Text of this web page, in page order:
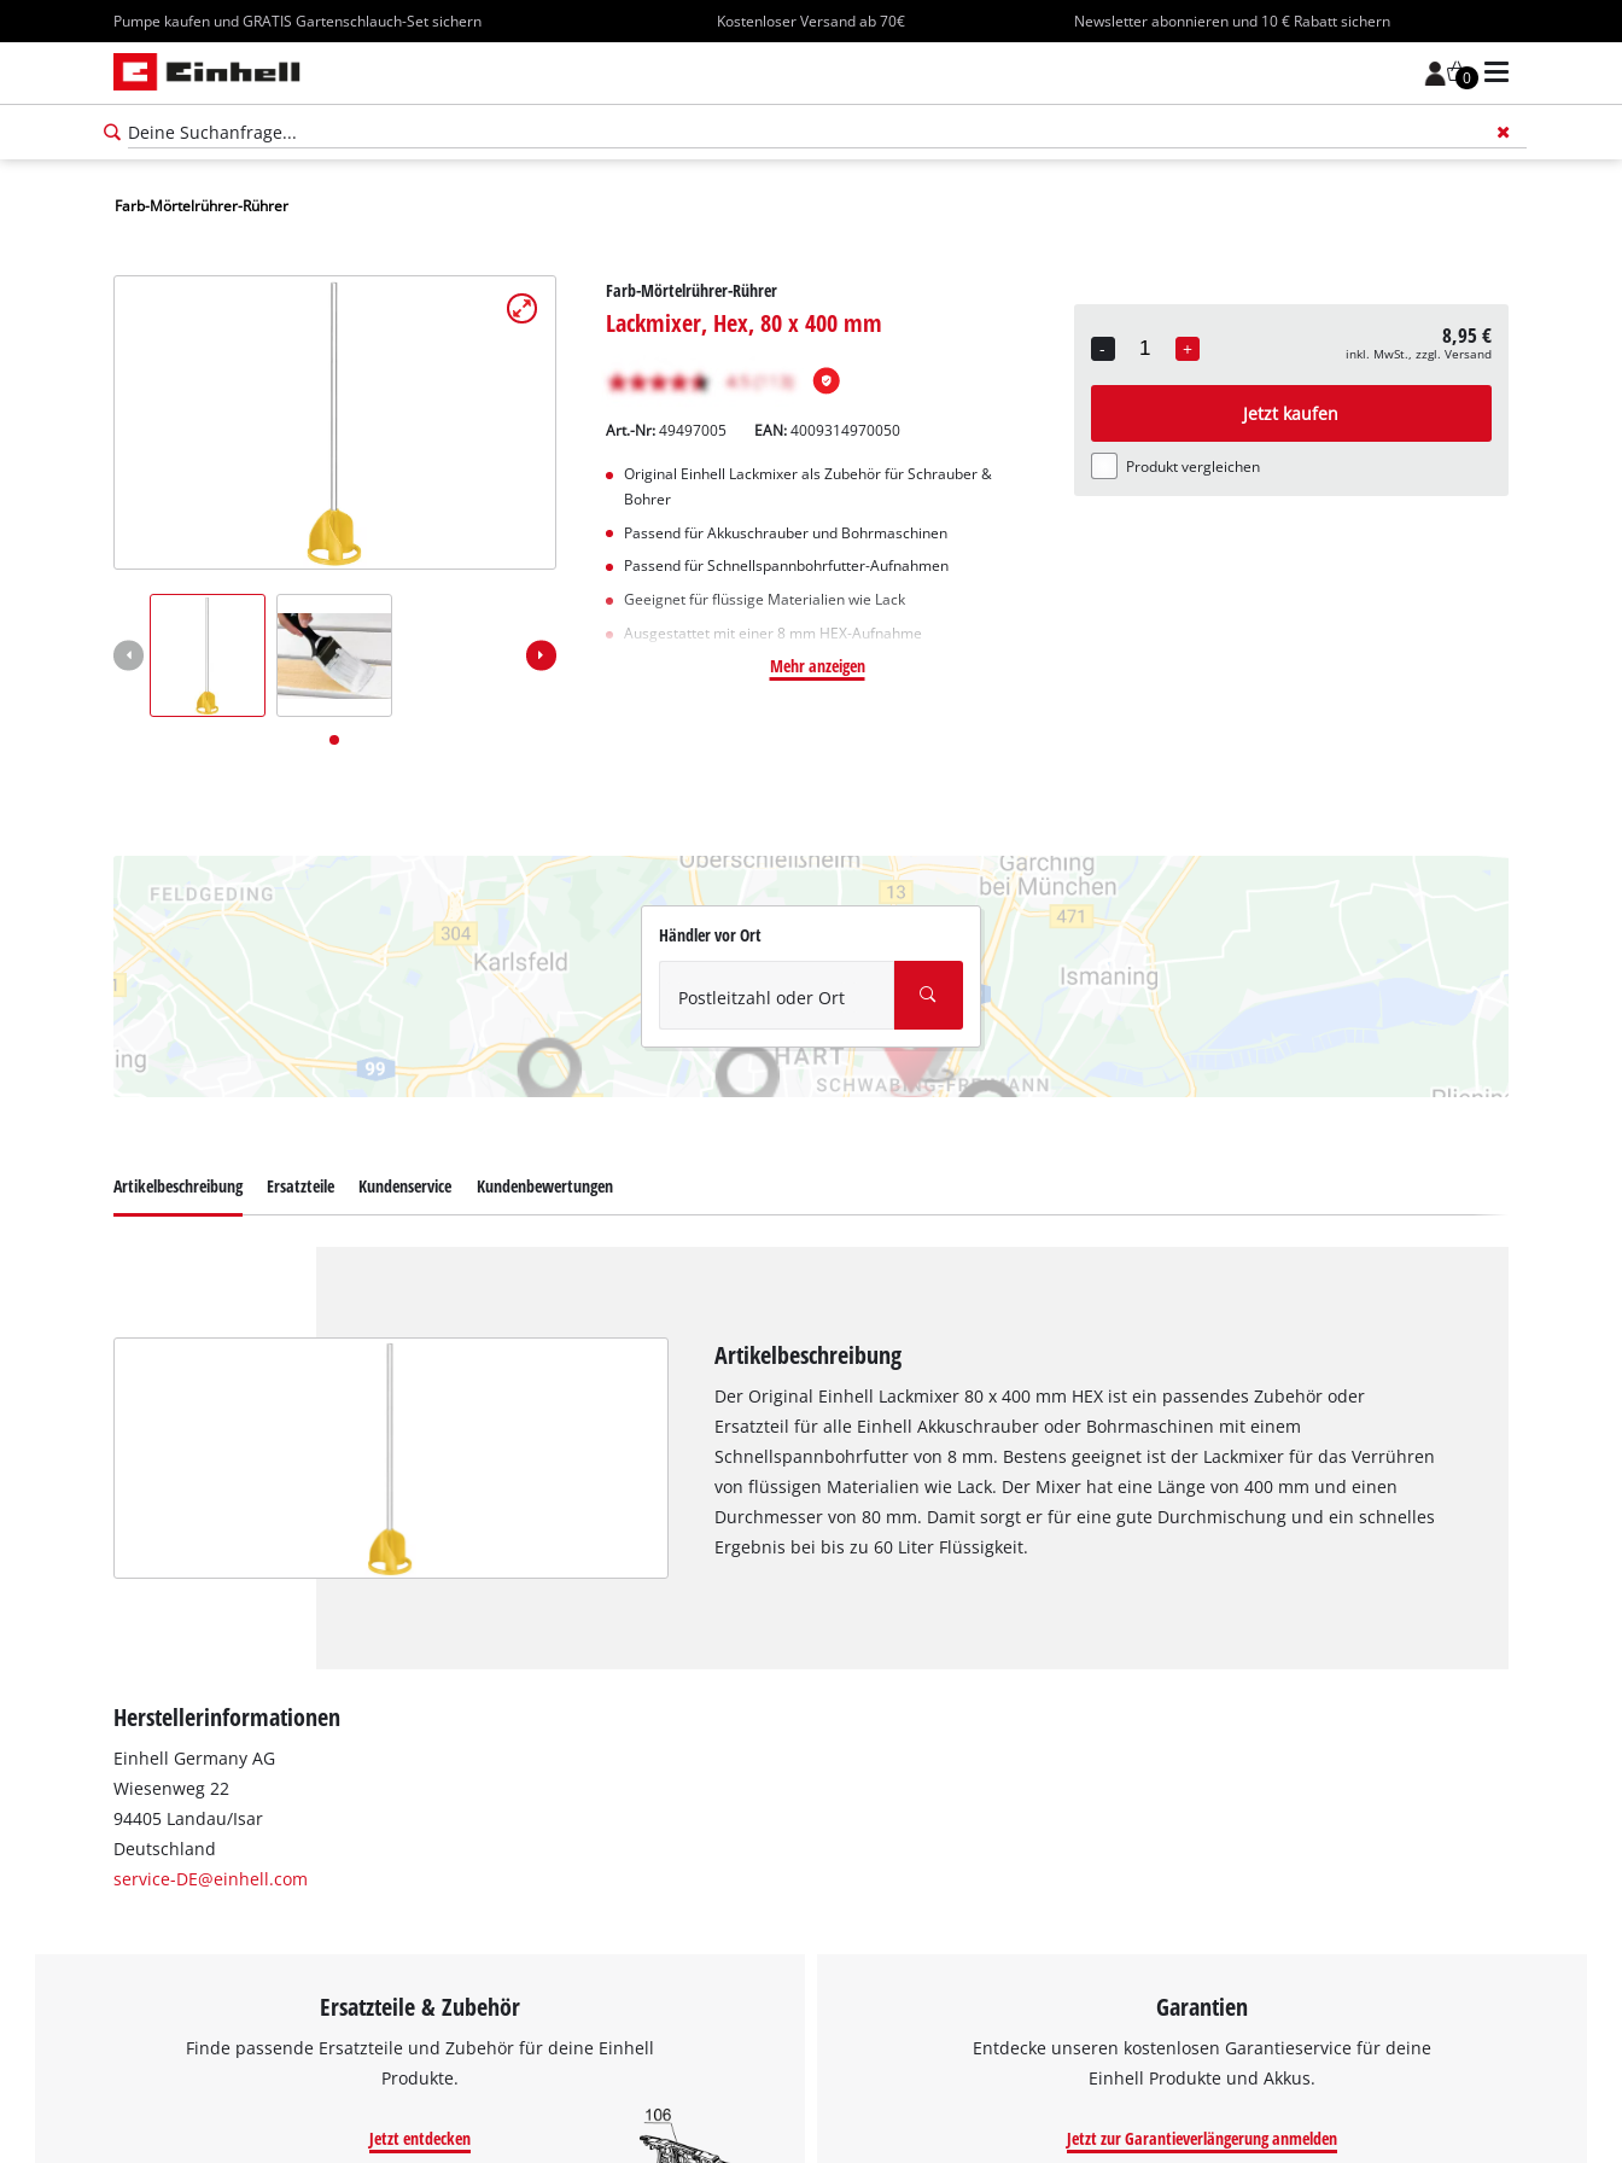
Pumpe kaufen und GRATIS Gartenschlauch-Set sichern Kostenloser Versand ab 70€ Newsletter abonnieren und 10 € Rabatt sichern
0
Farb-Mörtelrührer-Rührer
Farb-Mörtelrührer-Rührer
Lackmixer, Hex, 80 x 400 mm
Art.-Nr:49497005 EAN:4009314970050
Original Einhell Lackmixer als Zubehör für Schrauber &
Bohrer
Passend für Akkuschrauber und Bohrmaschinen
Passend für Schnellspannbohrfutter-Aufnahmen
Geeignet für flüssige Materialien wie Lack
Ausgestattet mit einer 8 mm HEX-Aufnahme
Mehr anzeigen
-
Quantity
+ 8,95 €
inkl. MwSt., zzgl. Versand
Jetzt kaufen
Produkt vergleichen
Händler vor Ort
Postleitzahl oder Ort
Artikelbeschreibung Ersatzteile Kundenservice Kundenbewertungen
Artikelbeschreibung
Der Original Einhell Lackmixer 80 x 400 mm HEX ist ein passendes Zubehör oder
Ersatzteil für alle Einhell Akkuschrauber oder Bohrmaschinen mit einem
Schnellspannbohrfutter von 8 mm. Bestens geeignet ist der Lackmixer für das Verrühren
von flüssigen Materialien wie Lack. Der Mixer hat eine Länge von 400 mm und einen
Durchmesser von 80 mm. Damit sorgt er für eine gute Durchmischung und ein schnelles
Ergebnis bei bis zu 60 Liter Flüssigkeit.
Herstellerinformationen
Einhell Germany AG
Wiesenweg 22
94405 Landau/Isar
Deutschland
service-DE@einhell.com
Ersatzteile & Zubehör
Finde passende Ersatzteile und Zubehör für deine Einhell
Produkte.
Jetzt entdecken
Garantien
Entdecke unseren kostenlosen Garantieservice für deine
Einhell Produkte und Akkus.
Jetzt zur Garantieverlängerung anmelden